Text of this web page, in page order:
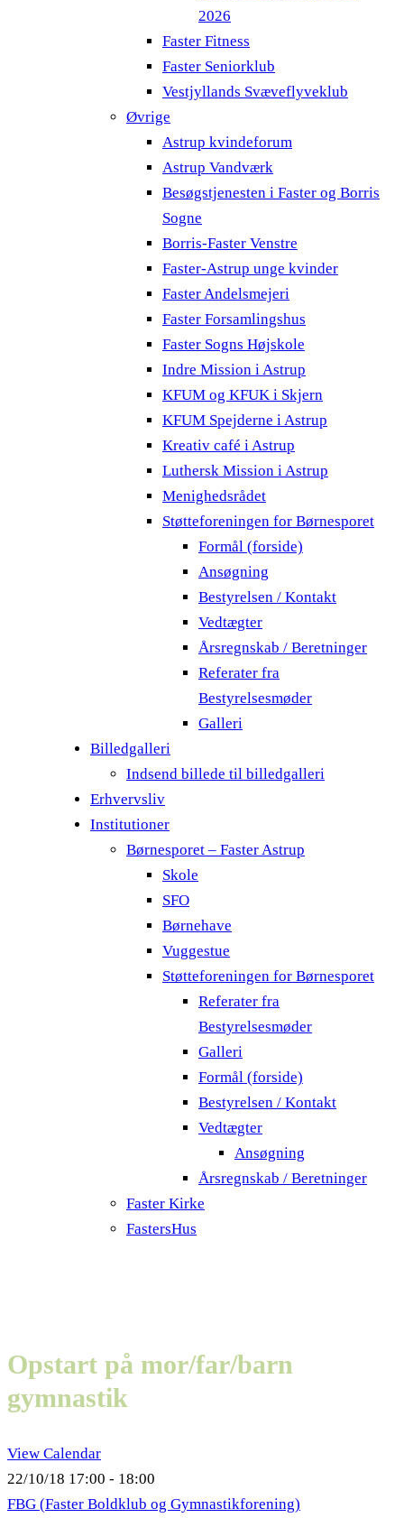
2026
Faster Fitness
Faster Seniorklub
Vestjyllands Svæveflyveklub
Øvrige
Astrup kvindeforum
Astrup Vandværk
Besøgstjenesten i Faster og Borris
Sogne
Borris-Faster Venstre
Faster-Astrup unge kvinder
Faster Andelsmejeri
Faster Forsamlingshus
Faster Sogns Højskole
Indre Mission i Astrup
KFUM og KFUK i Skjern
KFUM Spejderne i Astrup
Kreativ café i Astrup
Luthersk Mission i Astrup
Menighedsrådet
Støtteforeningen for Børnesporet
Formål (forside)
Ansøgning
Bestyrelsen / Kontakt
Vedtægter
Årsregnskab / Beretninger
Referater fra
Bestyrelsesmøder
Galleri
Billedgalleri
Indsend billede til billedgalleri
Erhvervsliv
Institutioner
Børnesporet – Faster Astrup
Skole
SFO
Børnehave
Vuggestue
Støtteforeningen for Børnesporet
Referater fra
Bestyrelsesmøder
Galleri
Formål (forside)
Bestyrelsen / Kontakt
Vedtægter
Ansøgning
Årsregnskab / Beretninger
Faster Kirke
FastersHus
Opstart på mor/far/barn
gymnastik
View Calendar
22/10/18 17:00 - 18:00
FBG (Faster Boldklub og Gymnastikforening)